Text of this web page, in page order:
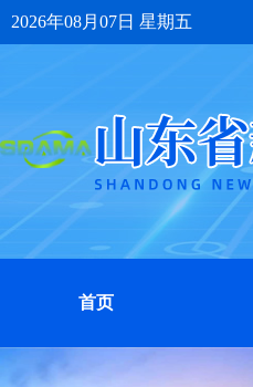
2026年08月07日 星期五
首页